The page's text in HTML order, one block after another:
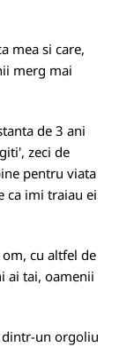
mea si care,
merg mai
de 3 ani
zeci de
pentru viata
ca imi traiau ei
cu altfel de
ai tai, oamenii
dintr-un orgoliu